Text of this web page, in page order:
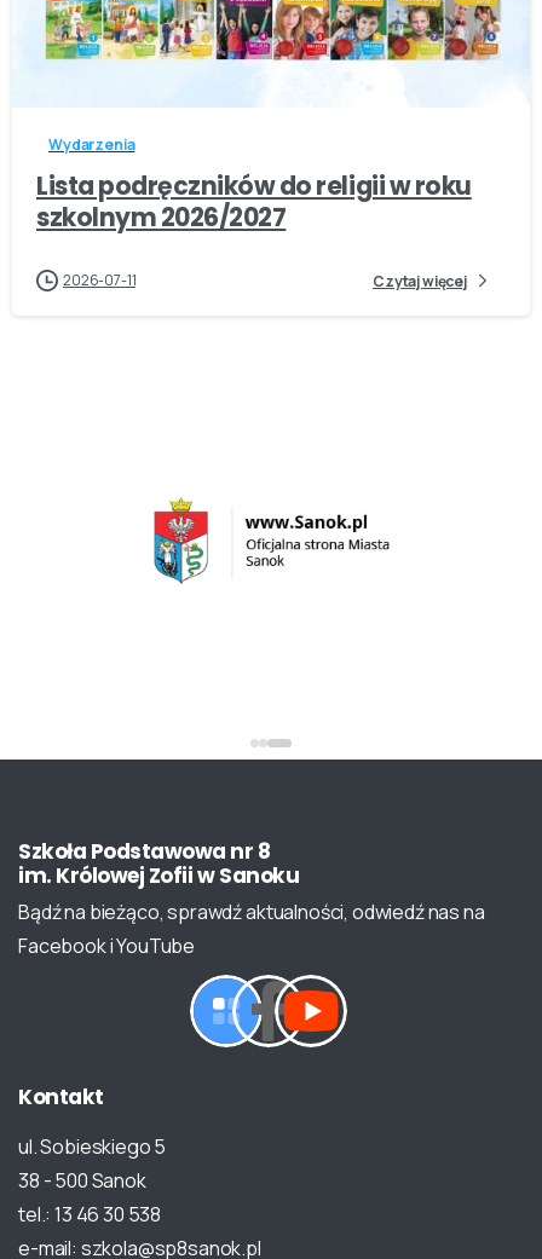
-
Wydarzenia
Lista podręczników do religii w roku
szkolnym 2026/2027
2026-07-11 Czytaj więcej
Szkoła Podstawowa nr 8
im. Królowej ZofiiwSanoku
Bądź na bieżąco, sprawdź aktualności, odwiedź nas na
Facebook i YouTube
Kontakt
ul. Sobieskiego 5
38 - 500 Sanok
tel.: 13 46 30 538
e-mail: szkola@sp8sanok.pl